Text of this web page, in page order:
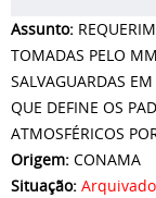
Assunto:
TOMADAS PELO
SALVAGUARDAS
QUE DEFINE OS
ATMOSFÉRICOS
Origem: CONAMA
Situação: Arquivado